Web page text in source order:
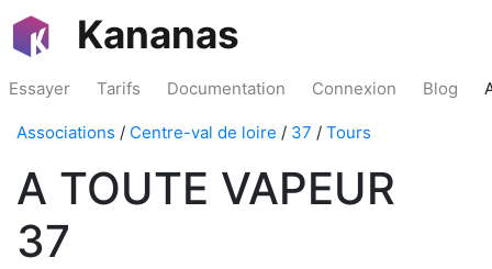
Kananas
Essayer Tarifs Documentation Connexion Blog
Associations / Centre-val de loire / 37 / Tours
A TOUTE VAPEUR
37